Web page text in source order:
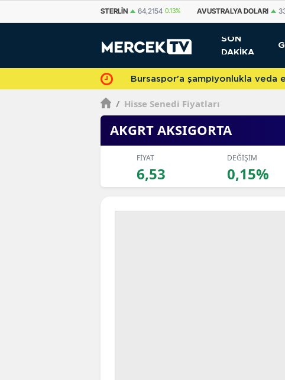
AVUSTRALYA DOLARI 33,4799 -0.31% KANADA
SON
DAKİKA
Bursaspor'a şampiyonlukla veda
/ Hisse Senedi Fiyatları
AKGRT AKSIGORTA
FİYAT
6,53
DEĞİŞİM
0,15%